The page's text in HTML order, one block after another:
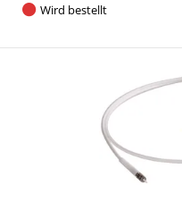
Wird bestellt